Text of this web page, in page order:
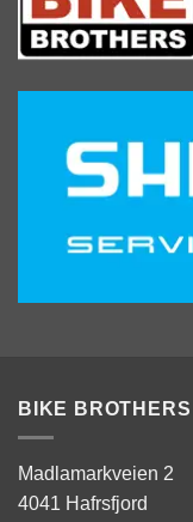
BIKE
Madlamarkveien 2
4041 Hafrsfjord